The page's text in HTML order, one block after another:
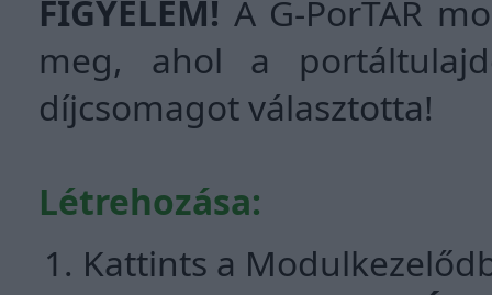
FIGYELEM! A G-PorTÁR
meg, ahol a
díjcsomagot választotta!
Létrehozása:
Kattints a